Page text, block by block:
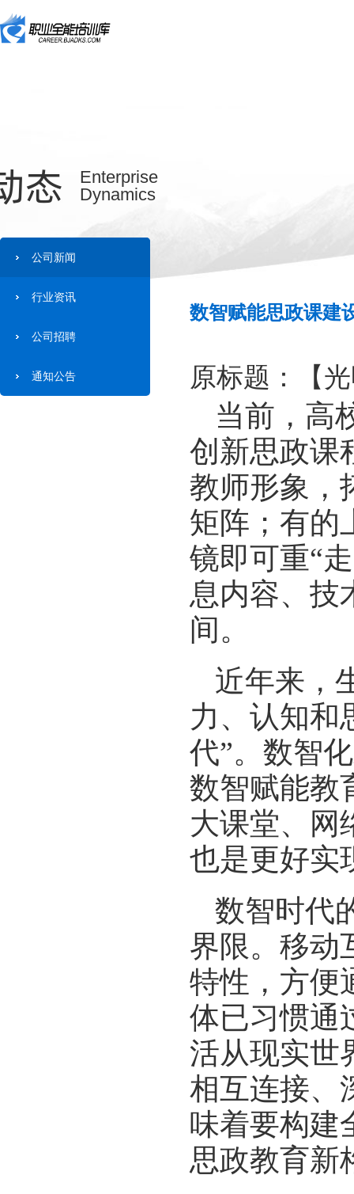
态
Enterprise
Dynamics
公司新闻
行业资讯
公司招聘
通知公告
数智赋能思政课建
原标题：【
当前，高
创新思政课
教师形象，
矩阵；有的
镜即可重“
息内容、技
间。
近年来，
力、认知和
代”。数智
数智赋能教
大课堂、网
也是更好实
数智时代
界限。移动
特性，方便
体已习惯通
活从现实世
相互连接、
味着要构建
思政教育新